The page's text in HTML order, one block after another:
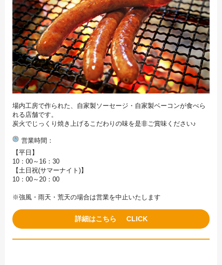
場内工房で作られた、自家製ソーセージ・自家製ベーコンが食べら
れる店舗です。
炭火でじっくり焼き上げるこだわりの味を是非ご賞味ください♪
営業時間
【平日】
10：00～16：30
【土日祝(サマーナイト)】
10：00～20：00
※強風・雨天・荒天の場合は営業を中止いたします
詳細はこちら